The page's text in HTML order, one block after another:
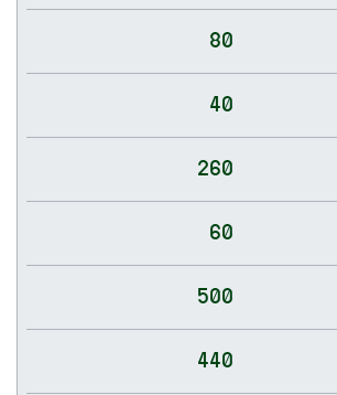
80
40
260
60
500
440